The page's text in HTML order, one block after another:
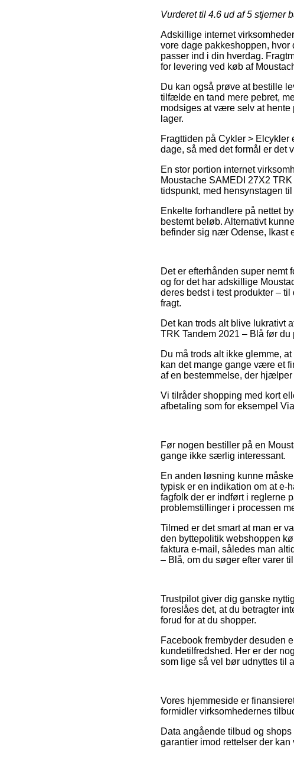
Vurderet til 4.6 ud af 5 stjerner
Adskillige internet
vore dage pakkeshoppen, hvor
passer ind i din hverdag.
for levering ved køb af
Du kan også prøve at bestille
tilfælde en tand mere pebret,
modsiges at være selv at hente
lager.
Fragttiden på Cykler > Elcykler
dage, så med det formål er det
En stor portion internet
Moustache SAMEDI 27X2
tidspunkt, med hensynstagen
Enkelte forhandlere på nettet
bestemt beløb. Alternativt
befinder sig nær Odense, Ikast
Det er efterhånden super nemt
og for det har adskillige
deres bedst i test produkter –
fragt.
Det kan trods alt blive lukrativt
TRK Tandem 2021 – Blå før
Du må trods alt ikke glemme,
kan det mange gange være et
af en bestemmelse, der
Vi tilråder shopping med kort
afbetaling som for eksempel
Før nogen bestiller på en
gange ikke særlig interessant.
En anden løsning kunne
typisk er en indikation om at e-
fagfolk der er indført i reglerne
problemstillinger i processen
Tilmed er det smart at man er
den byttepolitik webshoppen
faktura e-mail, således man
– Blå, om du søger efter varer
Trustpilot giver dig ganske
foreslåes det, at du betragter
forud for at du shopper.
Facebook frembyder desuden
kundetilfredshed. Her er der
som lige så vel bør udnyttes til
Vores hjemmeside er
formidler virksomhedernes
Data angående tilbud og
garantier imod rettelser der